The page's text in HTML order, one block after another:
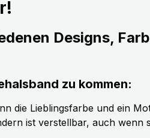
Designs,
zu kommen:
die Lieblingsfarbe und ein
ist verstellbar, auch